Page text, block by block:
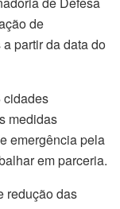
de
partir da data do
cidades
medidas
emergência pela
em parceria.
redução das